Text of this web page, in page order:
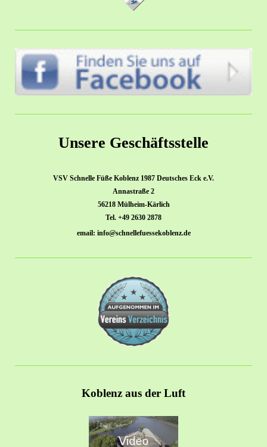
Unsere Geschäftsstelle
VSV Schnelle Füße Koblenz 1987 Deutsches Eck e.V.
Annastraße 2
56218 Mülheim-Kärlich
Tel. +49 2630 2878
email: info@schnellefuessekoblenz.de
Koblenz aus der Luft